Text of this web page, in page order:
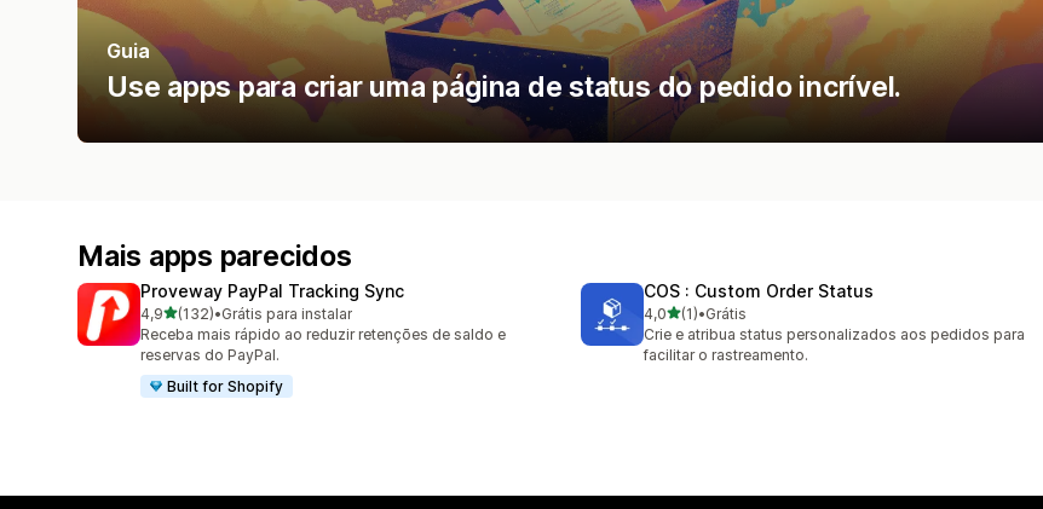
Guia
Use apps para criar uma página de status do pedido incrível.
Mais apps parecidos
Proveway PayPal Tracking Sync
4,9de 5 estrelas
(132)
132 avaliações ao todo
•Grátis para instalar
Receba mais rápido ao reduzir retenções de saldo e
reservas do PayPal.
Built for Shopify
COS : Custom Order Status
4,0de 5 estrelas
(1)
1 avaliações ao todo
•Grátis
Crie e atribua status personalizados aos pedidos para
facilitar o rastreamento.